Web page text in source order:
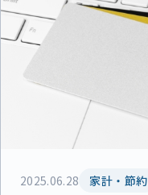
2025.06.28 家計・節約